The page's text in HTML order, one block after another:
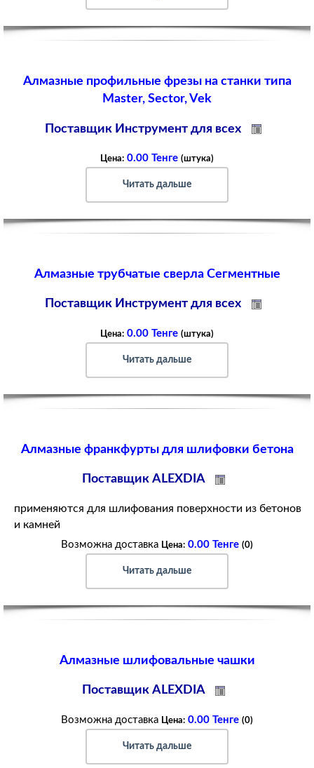
Алмазные профильные фрезы на станки типа
Master, Sector, Vek
Поставщик Инструмент для всех
Цена: 0.00 Тенге (штука)
Читать дальше
Алмазные трубчатые сверла Сегментные
Поставщик Инструмент для всех
Цена: 0.00 Тенге (штука)
Читать дальше
Алмазные франкфурты для шлифовки бетона
Поставщик ALEXDIA
применяются для шлифования поверхности из бетонов
и камней
Возможна доставка Цена: 0.00 Тенге (0)
Читать дальше
Алмазные шлифовальные чашки
Поставщик ALEXDIA
Возможна доставка Цена: 0.00 Тенге (0)
Читать дальше